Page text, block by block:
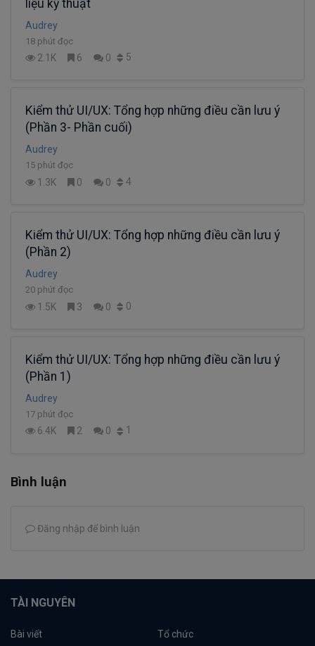
liệu kỹ thuật
Audrey
18 phút đọc
2.1K 6 0 5
Kiểm thử UI/UX: Tổng hợp những điều cần lưu ý
(Phần 3- Phần cuối)
Audrey
15 phút đọc
1.3K 0 0 4
Kiểm thử UI/UX: Tổng hợp những điều cần lưu ý
(Phần 2)
Audrey
20 phút đọc
1.5K 3 0 0
Kiểm thử UI/UX: Tổng hợp những điều cần lưu ý
(Phần 1)
Audrey
17 phút đọc
6.4K 2 0 1
Bình luận
Đăng nhập để bình luận
TÀI NGUYÊN
Bài viết Tổ chức